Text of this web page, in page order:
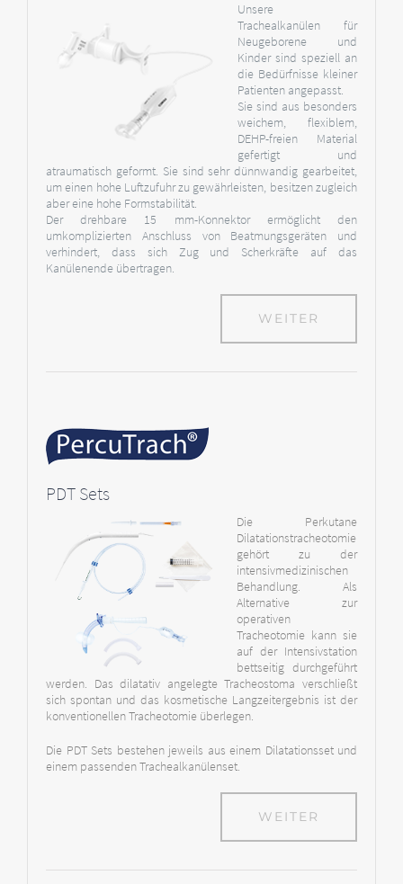
Unsere
Trachealkanülen für
Neugeborene und
Kinder sind speziell an
die Bedürfnisse kleiner
Patienten angepasst.
Sie sind aus besonders
weichem, flexiblem,
DEHP-freien Material
gefertigt und
atraumatisch geformt. Sie sind sehr dünnwandig gearbeitet,
um einen hohe Luftzufuhr zu gewährleisten, besitzen zugleich
aber eine hohe Formstabilität.
Der drehbare 15 mm-Konnektor ermöglicht den
umkomplizierten Anschluss von Beatmungsgeräten und
verhindert, dass sich Zug und Scherkräfte auf das
Kanülenende übertragen.
WEITER
PDT Sets
Die Perkutane
Dilatationstracheotomie
gehört zu der
intensivmedizinischen
Behandlung. Als
Alternative zur
operativen
Tracheotomie kann sie
auf der Intensivstation
bettseitig durchgeführt
werden. Das dilatativ angelegte Tracheostoma verschließt
sich spontan und das kosmetische Langzeitergebnis ist der
konventionellen Tracheotomie überlegen.
Die PDT Sets bestehen jeweils aus einem Dilatationsset und
einem passenden Trachealkanülenset.
WEITER